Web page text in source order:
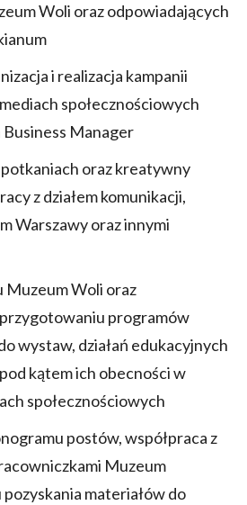
Woli oraz odpowiadających
i realizacja kampanii
społecznościowych
Manager
oraz kreatywny
z działem komunikacji,
Warszawy oraz innymi
Muzeum Woli oraz
programów
wystaw, działań edukacyjnych
kątem ich obecności w
społecznościowych
postów, współpraca z
Muzeum
materiałów do